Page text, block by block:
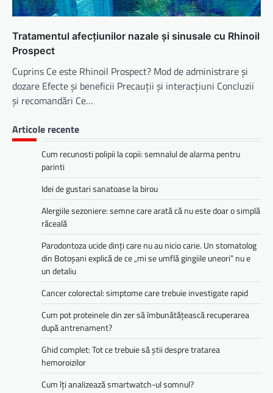
Tratamentul afecțiunilor nazale și sinusale cu Rhinoil
Prospect
Cuprins Ce este Rhinoil Prospect? Mod de administrare și
dozare Efecte și beneficii Precauții și interacțiuni Concluzii
și recomandări Ce…
Articole recente
Cum recunosti polipii la copii: semnalul de alarma pentru
parinti
Idei de gustari sanatoase la birou
Alergiile sezoniere: semne care arată că nu este doar o simplă
răceală
Parodontoza ucide dinți care nu au nicio carie. Un stomatolog
din Botoșani explică de ce „mi se umflă gingiile uneori” nu e
un detaliu
Cancer colorectal: simptome care trebuie investigate rapid
Cum pot proteinele din zer să îmbunătățească recuperarea
după antrenament?
Ghid complet: Tot ce trebuie să știi despre tratarea
hemoroizilor
Cum îți analizează smartwatch-ul somnul?